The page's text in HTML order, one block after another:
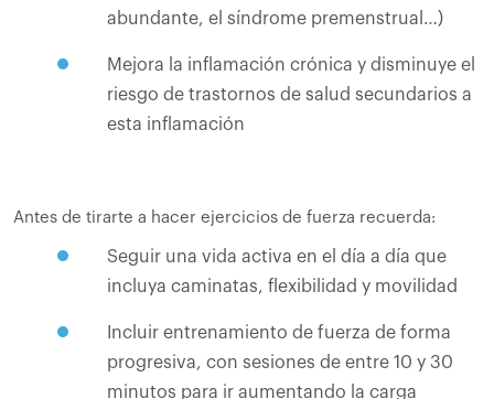
abundante, el síndrome premenstrual…)
Mejora la inflamación crónica y disminuye el
riesgo de trastornos de salud secundarios a
esta inflamación
Antes de tirarte a hacer ejercicios de fuerza recuerda:
Seguir una vida activa en el día a día que
incluya caminatas, flexibilidad y movilidad
Incluir entrenamiento de fuerza de forma
progresiva, con sesiones de entre 10 y 30
minutos para ir aumentando la carga